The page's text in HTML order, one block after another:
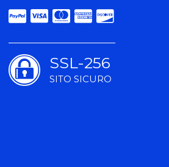
SSL-256
SITO SICURO